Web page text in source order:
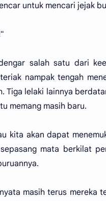
untuk mencari jejak
salah satu dari
nampak tengah
Tiga lelaki lainnya
memang masih baru.
kita akan dapat
mata berkilat
masih terus mereka